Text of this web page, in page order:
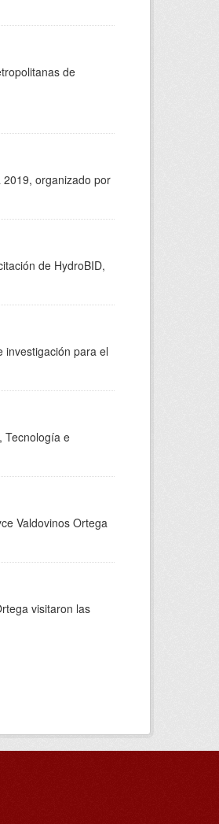
de
2019, organizado por
de HydroBID,
investigación para el
Tecnología e
Valdovinos Ortega
visitaron las